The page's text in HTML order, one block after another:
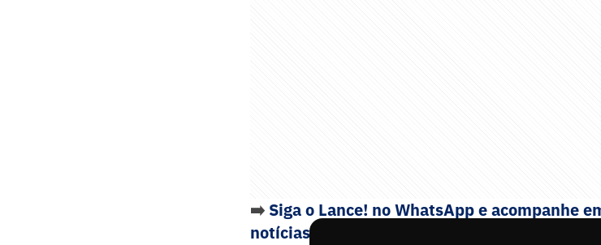
➡️ Siga o Lance! no WhatsApp e acompanhe
notícias do esporte